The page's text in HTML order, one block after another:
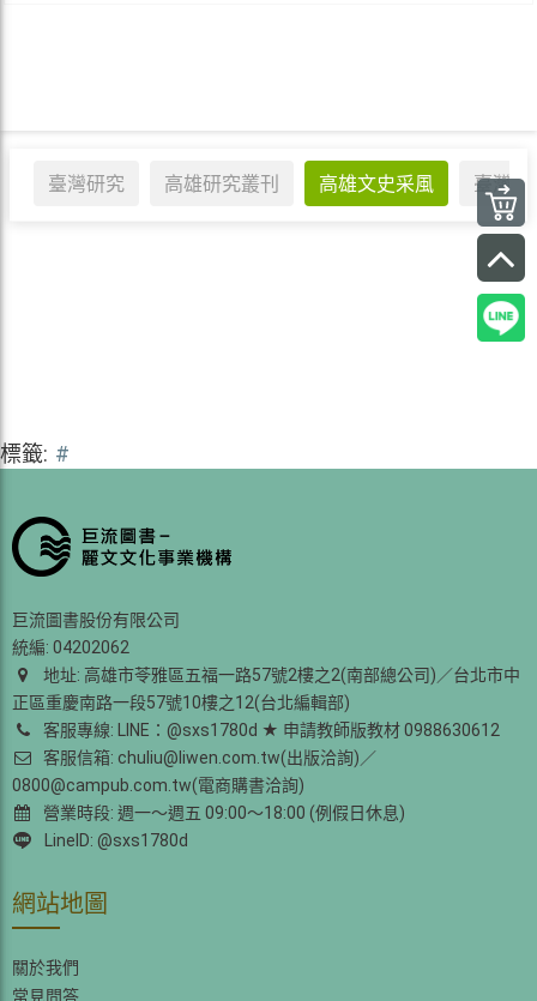
臺灣研究 高雄研究叢刊 高雄文史采風 臺灣
標籤: #
巨流圖書股份有限公司
統編: 04202062
地址: 高雄市苓雅區五福一路57號2樓之2(南部總公司)／台北市中
正區重慶南路一段57號10樓之12(台北編輯部)
客服專線: LINE：@sxs1780d ★ 申請教師版教材 0988630612
客服信箱: chuliu@liwen.com.tw(出版洽詢)／
0800@campub.com.tw(電商購書洽詢)
營業時段: 週一～週五 09:00～18:00 (例假日休息)
LineID: @sxs1780d
網站地圖
關於我們
常見問答